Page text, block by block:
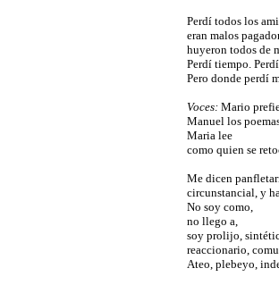
Perdí todos los
eran malos
huyeron todos de
Perdí tiempo.
Pero donde perdí
Voces: Mario
Manuel los
Maria lee
como quien se
Me dicen
circunstancial, y
No soy como,
no llego a,
soy prolijo,
reaccionario,
Ateo, plebeyo,